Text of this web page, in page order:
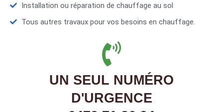
Installation ou réparation de chauffage au sol
Tous autres travaux pour vos besoins en chauffage.
UN SEUL NUMÉRO
D'URGENCE